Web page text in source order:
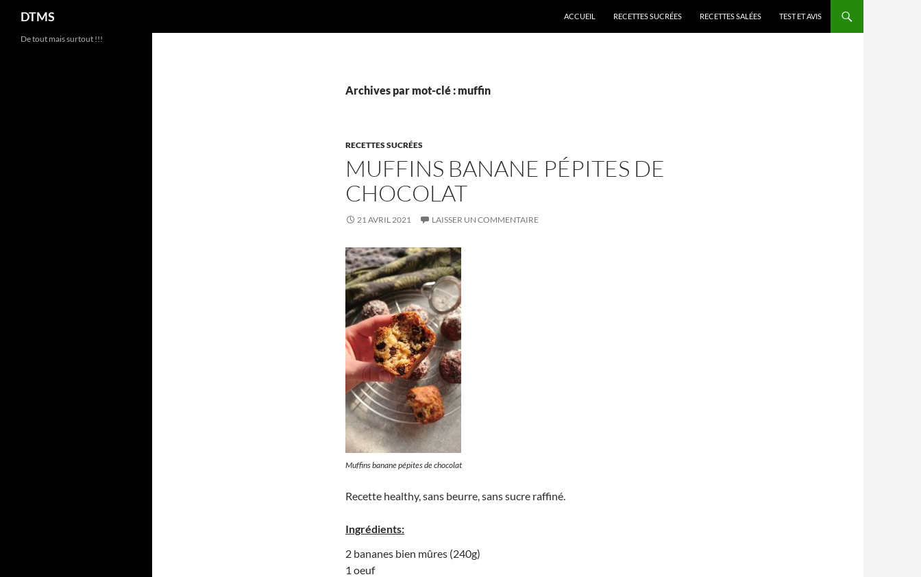
Aller
DTMS ACCUEIL RECETTES SUCRÉES RECETTES SALÉES TEST ET AVIS
Archives par mot-clé : muffin
RECETTES SUCRÉES
MUFFINS BANANE PÉPITES DE
CHOCOLAT
21 AVRIL 2021 LAISSER UN COMMENTAIRE
Muffins banane pépites de chocolat
Recette healthy, sans beurre, sans sucre raffiné.
Ingrédients:
2 bananes bien mûres (240g)
1 oeuf
De tout mais surtout !!!